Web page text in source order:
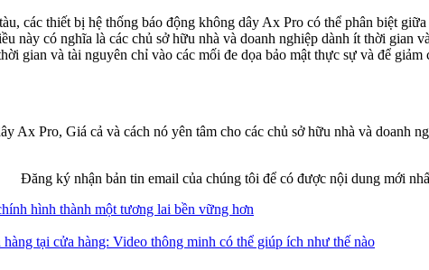
các thiết bị hệ thống báo động không dây Ax Pro có thể phân biệt
này có nghĩa là các chủ sở hữu nhà và doanh nghiệp dành ít thời gian
gian và tài nguyên chỉ vào các mối đe dọa bảo mật thực sự và để
Ax Pro, Giá cả và cách nó yên tâm cho các chủ sở hữu nhà và doanh
Đăng ký nhận bản tin email của chúng tôi để có được nội dung mới
hình thành một tương lai bền vững hơn
tại cửa hàng: Video thông minh có thể giúp ích như thế nào